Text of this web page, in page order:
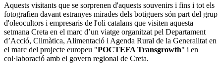
Aquests visitants que se sorprenen d'aquests souvenirs i fins i tot els
fotografien davant estranyes mirades dels botiguers són part del grup
d'oleocultors i empresaris de l'oli catalans que visiten aquesta
setmana Creta en el marc d’un viatge organitzat pel Departament
d’Acció, Climàtica, Alimentació i Agenda Rural de la Generalitat en
el marc del projecte europeu "POCTEFA Transgrowth" i en
col·laboració amb el govern regional de Creta.